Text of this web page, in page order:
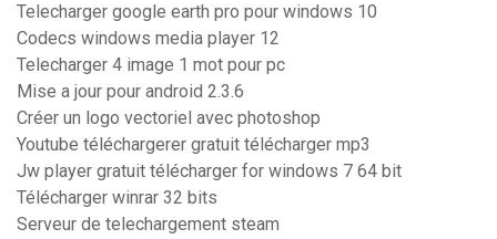
Telecharger google earth pro pour windows 10
Codecs windows media player 12
Telecharger 4 image 1 mot pour pc
Mise a jour pour android 2.3.6
Créer un logo vectoriel avec photoshop
Youtube téléchargerer gratuit télécharger mp3
Jw player gratuit télécharger for windows 7 64 bit
Télécharger winrar 32 bits
Serveur de telechargement steam